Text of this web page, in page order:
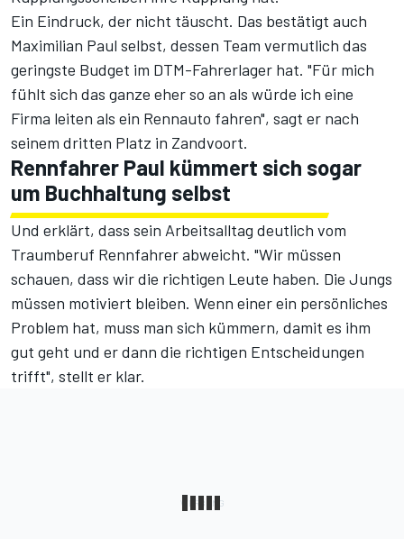
Ein Eindruck, der nicht täuscht. Das bestätigt auch
Maximilian Paul selbst, dessen Team vermutlich das
geringste Budget im DTM-Fahrerlager hat. "Für mich
fühlt sich das ganze eher so an als würde ich eine
Firma leiten als ein Rennauto fahren", sagt er nach
seinem dritten Platz in Zandvoort.
Rennfahrer Paul kümmert sich sogar
um Buchhaltung selbst
Und erklärt, dass sein Arbeitsalltag deutlich vom
Traumberuf Rennfahrer abweicht. "Wir müssen
schauen, dass wir die richtigen Leute haben. Die Jungs
müssen motiviert bleiben. Wenn einer ein persönliches
Problem hat, muss man sich kümmern, damit es ihm
gut geht und er dann die richtigen Entscheidungen
trifft", stellt er klar.